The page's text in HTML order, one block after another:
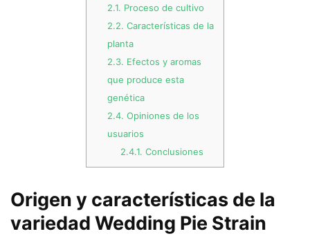
2.1. Proceso de cultivo
2.2. Características de la
planta
2.3. Efectos y aromas
que produce esta
genética
2.4. Opiniones de los
usuarios
2.4.1. Conclusiones
Origen y características de la
variedad Wedding Pie Strain